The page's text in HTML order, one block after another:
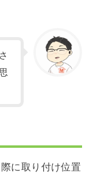
に取り付け位置